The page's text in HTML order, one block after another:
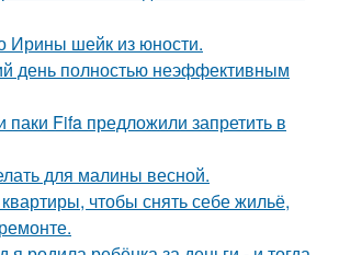
Ирины шейк из юности.
день полностью неэффективным
паки Fifa предложили запретить в
для малины весной.
чтобы снять себе жильё,